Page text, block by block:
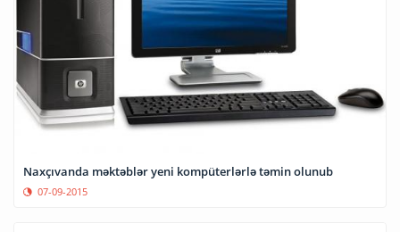
Naxçıvanda məktəblər yeni kompüterlərlə təmin olunub
07-09-2015